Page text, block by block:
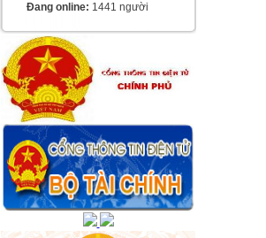
Đang online: 1441 người